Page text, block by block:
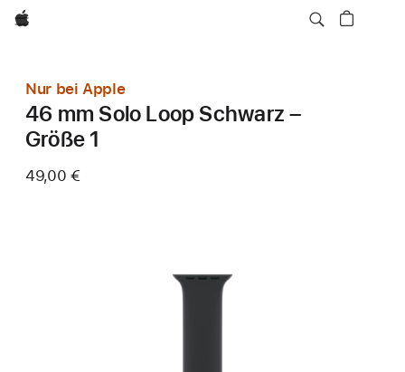
Apple
Nur bei Apple
46 mm Solo Loop Schwarz –
Größe 1
49,00 €